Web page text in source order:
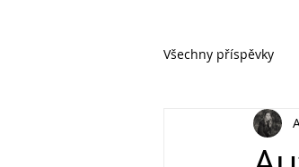
Všechny příspěvky